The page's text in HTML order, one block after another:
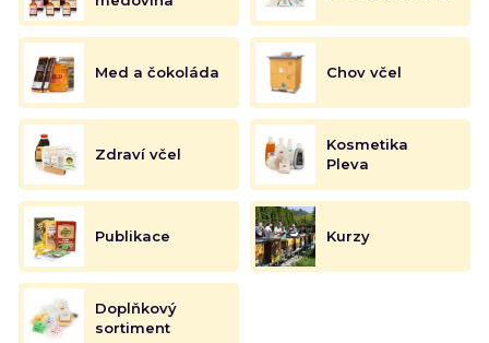
Med a čokoláda Chov včel
Zdraví včel
Kosmetika
Pleva
Publikace Kurzy
Doplňkový
sortiment